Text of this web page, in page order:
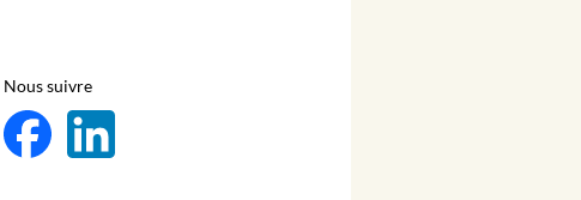
Nous suivre